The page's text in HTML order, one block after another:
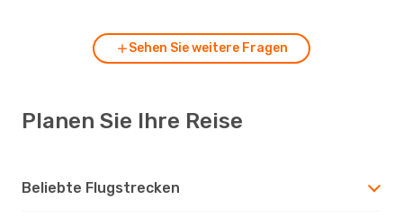
Sehen Sie weitere Fragen
Planen Sie Ihre Reise
Beliebte Flugstrecken